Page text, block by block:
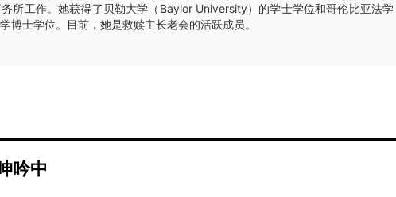
所工作。她获得了贝勒大学（Baylor University）的学士学位和哥伦比亚法学
士学位。目前，她是救赎主长老会的活跃成员。
吟中